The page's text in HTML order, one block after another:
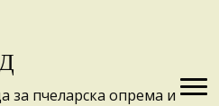
за пчеларска опрема и